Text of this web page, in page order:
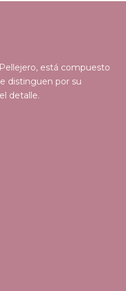
está compuesto
distinguen por su
detalle.